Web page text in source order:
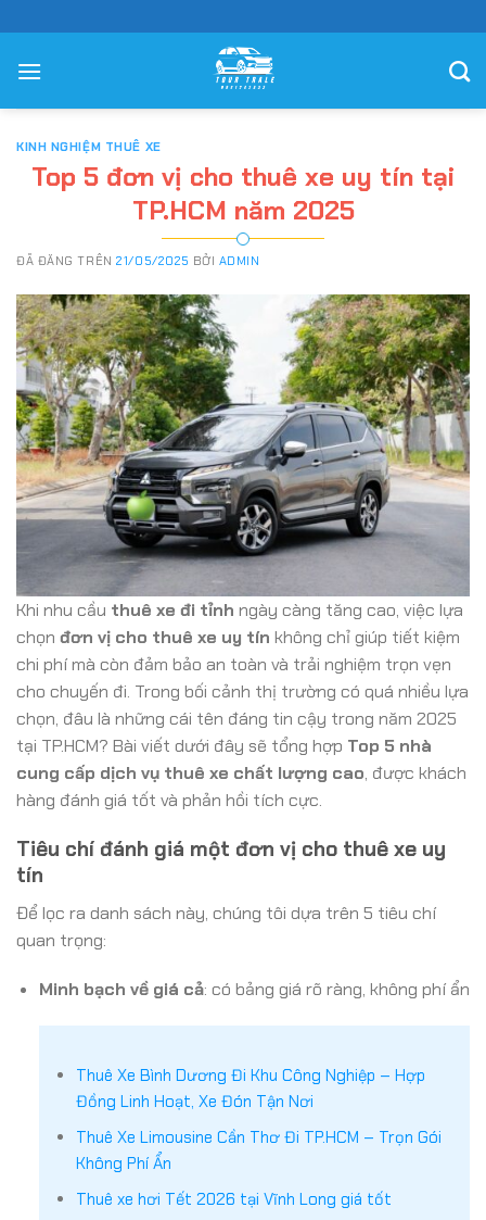
đến
nội
KINH NGHIỆM THUÊ XE
Top 5 đơn vị cho thuê xe uy tín tại
TP.HCM năm 2025
ĐÃ ĐĂNG TRÊN21/05/2025 BỞI ADMIN
Khi nhu cầu thuê xe đi tỉnh ngày càng tăng cao, việc lựa
chọn đơn vị cho thuê xe uy tín không chỉ giúp tiết kiệm
chi phí mà còn đảm bảo an toàn và trải nghiệm trọn vẹn
cho chuyến đi. Trong bối cảnh thị trường có quá nhiều lựa
chọn, đâu là những cái tên đáng tin cậy trong năm 2025
tại TP.HCM? Bài viết dưới đây sẽ tổng hợp Top 5 nhà
cung cấp dịch vụ thuê xe chất lượng cao, được khách
hàng đánh giá tốt và phản hồi tích cực.
Tiêu chí đánh giá một đơn vị cho thuê xe uy
tín
Để lọc ra danh sách này, chúng tôi dựa trên 5 tiêu chí
quan trọng:
Minh bạch về giá cả: có bảng giá rõ ràng, không phí ẩn
Thuê Xe Bình Dương Đi Khu Công Nghiệp – Hợp
Đồng Linh Hoạt, Xe Đón Tận Nơi
Thuê Xe Limousine Cần Thơ Đi TP.HCM – Trọn Gói
Không Phí Ẩn
Thuê xe hơi Tết 2026 tại Vĩnh Long giá tốt